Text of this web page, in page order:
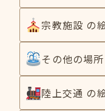
宗教施設 の
その他の場
陸上交通 の